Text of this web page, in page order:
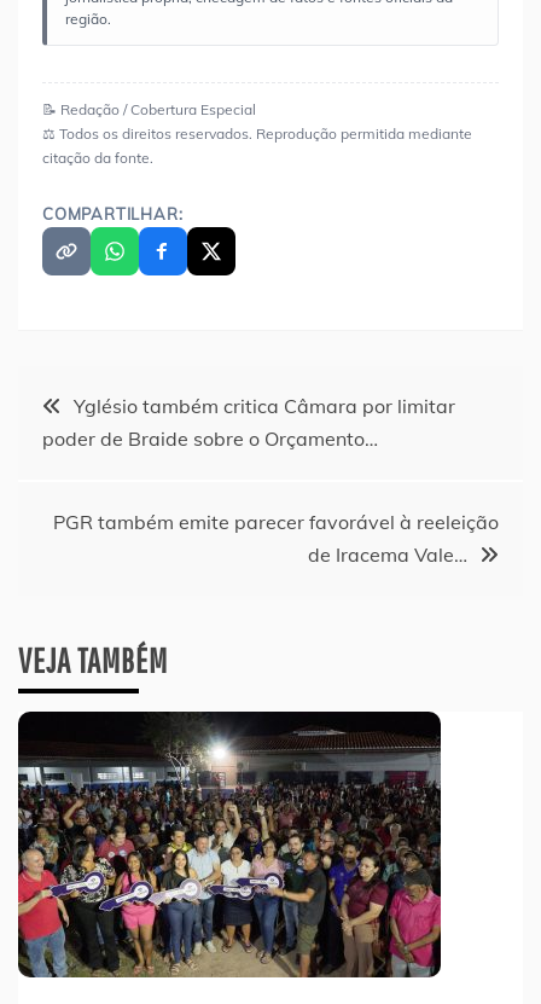
região.
📝 Redação / Cobertura Especial
⚖️ Todos os direitos reservados. Reprodução permitida mediante
citação da fonte.
COMPARTILHAR:
Navegação
de
Post
Yglésio também critica Câmara por limitar
poder de Braide sobre o Orçamento…
PGR também emite parecer favorável à reeleição
de Iracema Vale…
VEJA TAMBÉM